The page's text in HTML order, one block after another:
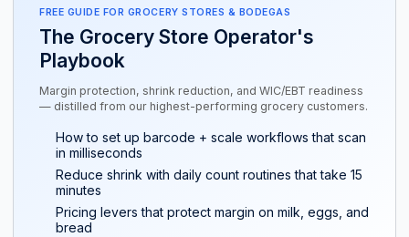
FREE GUIDE FOR GROCERY STORES & BODEGAS
The Grocery Store Operator's
Playbook
Margin protection, shrink reduction, and WIC/EBT readiness
— distilled from our highest-performing grocery customers.
How to set up barcode + scale workflows that scan
in milliseconds
Reduce shrink with daily count routines that take 15
minutes
Pricing levers that protect margin on milk, eggs, and
bread